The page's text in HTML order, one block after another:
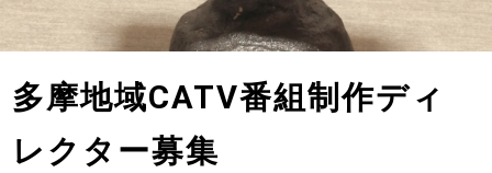
多摩地域CATV番組制作ディ
レクター募集